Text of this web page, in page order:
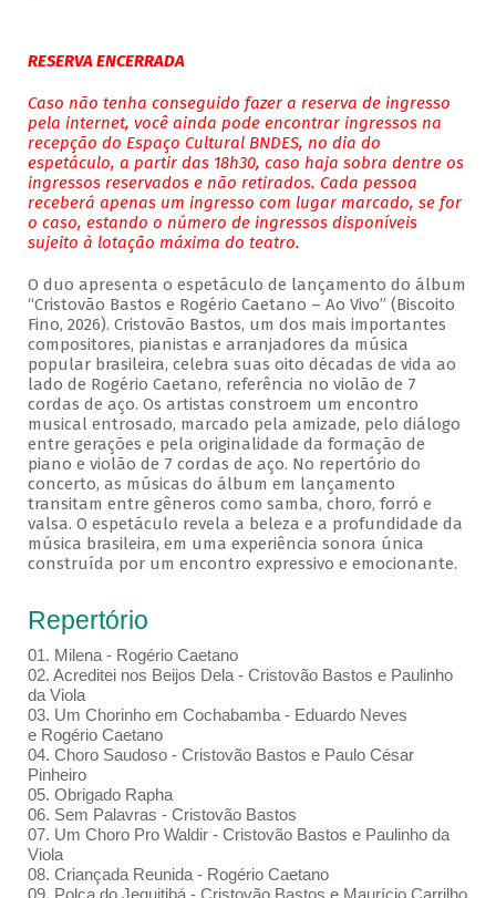
RESERVA ENCERRADA
Caso não tenha conseguido fazer a reserva de ingresso
pela internet, você ainda pode encontrar ingressos na
recepção do Espaço Cultural BNDES, no dia do
espetáculo, a partir das 18h30, caso haja sobra dentre os
ingressos reservados e não retirados. Cada pessoa
receberá apenas um ingresso com lugar marcado, se for
o caso, estando o número de ingressos disponíveis
sujeito à lotação máxima do teatro.
O duo apresenta o espetáculo de lançamento do álbum
“Cristovão Bastos e Rogério Caetano – Ao Vivo” (Biscoito
Fino, 2026). Cristovão Bastos, um dos mais importantes
compositores, pianistas e arranjadores da música
popular brasileira, celebra suas oito décadas de vida ao
lado de Rogério Caetano, referência no violão de 7
cordas de aço. Os artistas constroem um encontro
musical entrosado, marcado pela amizade, pelo diálogo
entre gerações e pela originalidade da formação de
piano e violão de 7 cordas de aço. No repertório do
concerto, as músicas do álbum em lançamento
transitam entre gêneros como samba, choro, forró e
valsa. O espetáculo revela a beleza e a profundidade da
música brasileira, em uma experiência sonora única
construída por um encontro expressivo e emocionante.
Repertório
01. Milena - Rogério Caetano
02. Acreditei nos Beijos Dela - Cristovão Bastos e Paulinho
da Viola
03. Um Chorinho em Cochabamba - Eduardo Neves
e Rogério Caetano
04. Choro Saudoso - Cristovão Bastos e Paulo César
Pinheiro
05. Obrigado Rapha
06. Sem Palavras - Cristovão Bastos
07. Um Choro Pro Waldir - Cristovão Bastos e Paulinho da
Viola
08. Criançada Reunida - Rogério Caetano